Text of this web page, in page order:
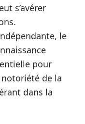
s’avérer
le
pour
de la
dans la